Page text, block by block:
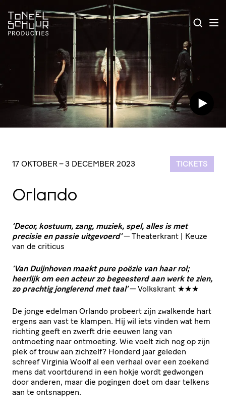
17 OKTOBER – 3 DECEMBER 2023 TICKETS
Orlando
‘Decor, kostuum, zang, muziek, spel, alles is met
precisie en passie uitgevoerd’— Thea­ter­krant | Keuze
van de criticus
‘Van Duijnhoven maakt pure poëzie van haar rol;
heerlijk om een acteur zo begeesterd aan werk te zien,
zo prachtig jonglerend met taal’— Volkskrant ★★★
De jonge edelman Orlando probeert zijn zwalkende hart
ergens aan vast te klampen. Hij wil iets vinden wat hem
richting geeft en zwerft drie eeuwen lang van
ontmoeting naar ontmoeting. Wie voelt zich nog op zijn
plek of trouw aan zichzelf? Honderd jaar geleden
schreef Virginia Woolf al een verhaal over een zoekend
mens dat voortdurend in een hokje wordt gedwongen
door anderen, maar die pogingen doet om daar telkens
aan te ontsnappen.